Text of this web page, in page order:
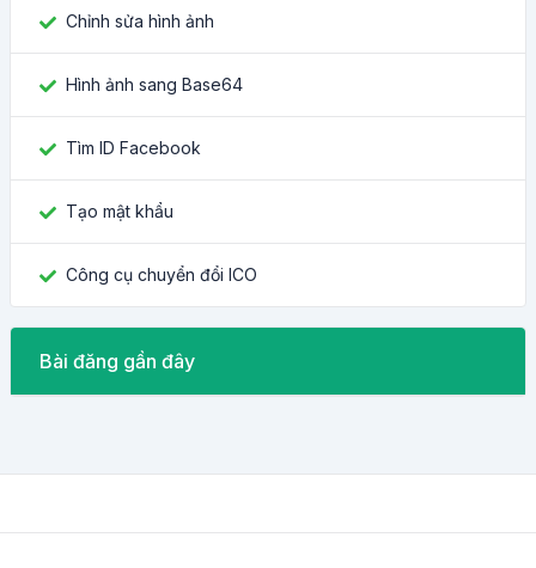
Chỉnh sửa hình ảnh
Hình ảnh sang Base64
Tìm ID Facebook
Tạo mật khẩu
Công cụ chuyển đổi ICO
Bài đăng gần đây